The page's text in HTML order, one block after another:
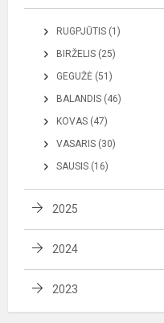
RUGPJŪTIS (1)
BIRŽELIS (25)
GEGUŽĖ (51)
BALANDIS (46)
KOVAS (47)
VASARIS (30)
SAUSIS (16)
2025
2024
2023